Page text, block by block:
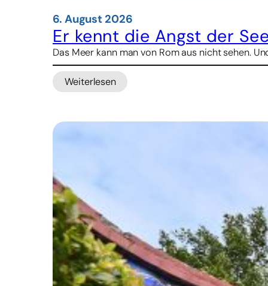
6. August 2026
Er kennt die Angst der
Das Meer kann man von Rom aus nicht sehen.
Weiterlesen
:
nun
will
er
ihnen
Halt
geben